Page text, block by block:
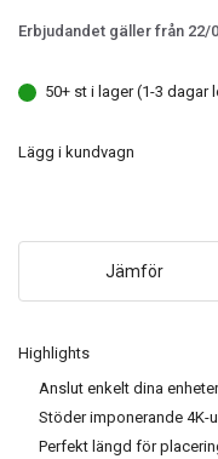
Highlights
Anslut enkelt dina
Stöder imponerande
Perfekt längd för
Erbjudandet gäller från 22/
50+ st i lager (1-3 dagar
Lägg i kundvagn
Jämför